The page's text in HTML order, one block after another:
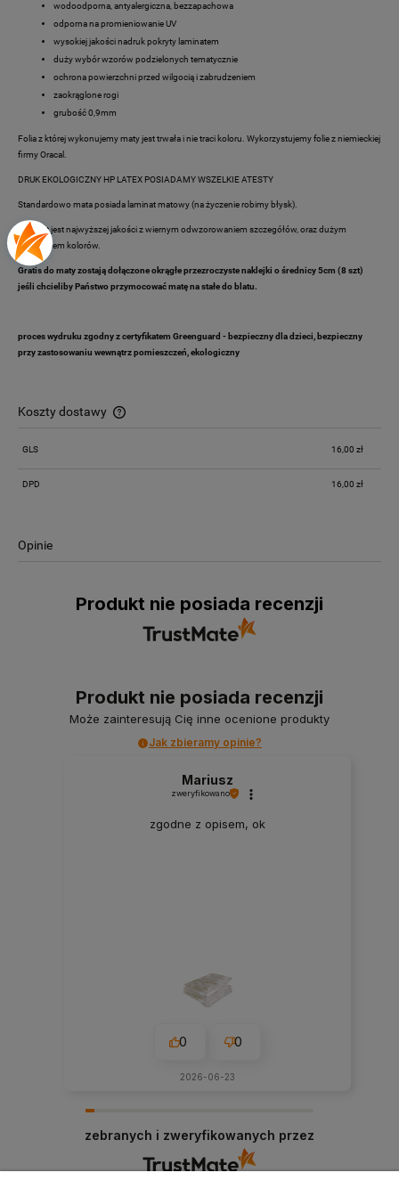
wodoodporna, antyalergiczna, bezzapachowa
odporna na promieniowanie UV
wysokiej jakości nadruk pokryty laminatem
duży wybór wzorów podzielonych tematycznie
ochrona powierzchni przed wilgocią i zabrudzeniem
zaokrąglone rogi
grubość 0,9mm
Folia z której wykonujemy maty jest trwała i nie traci koloru. Wykorzystujemy folie z niemieckiej
firmy Oracal.
DRUK EKOLOGICZNY HP LATEX POSIADAMY WSZELKIE ATESTY
Standardowo mata posiada laminat matowy (na życzenie robimy błysk).
Produkt jest najwyższej jakości z wiernym odwzorowaniem szczegółów, oraz dużym
nasyceniem kolorów.
Gratis do maty zostają dołączone okrągłe przezroczyste naklejki o średnicy 5cm (8 szt)
jeśli chcieliby Państwo przymocować matę na stałe do blatu.
proces wydruku zgodny z certyfikatem Greenguard - bezpieczny dla dzieci, bezpieczny
przy zastosowaniu wewnątrz pomieszczeń, ekologiczny
Koszty dostawy
Cena nie zawiera ewentualnych kosztów płatności
GLS 16,00 zł
DPD 16,00 zł
Opinie
Produkt nie posiada recenzji
Produkt nie posiada recenzji
Może zainteresują Cię inne ocenione produkty
Jak zbieramy opinie?
Mariusz
zweryfikowano
zgodne z opisem, ok
0 0
2026-06-23
zebranych i zweryfikowanych przez